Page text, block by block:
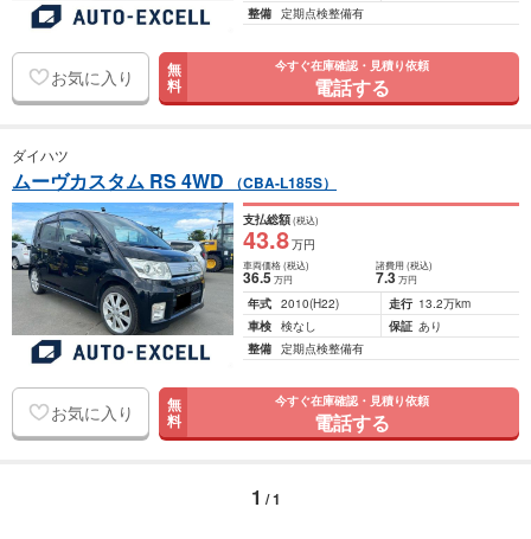
整備 定期点検整備有
お気に入り 無
料
今すぐ在庫確認・見積り依頼
電話する
ダイハツ
ムーヴカスタム RS 4WD （CBA-L185S）
支払総額(税込)
43.8万円
車両価格(税込)
36.5万円
諸費用 (税込)
7.3 万円
年式 2010(H22) 走行 13.2万km
車検 検なし 保証 あり
整備 定期点検整備有
お気に入り 無
料
今すぐ在庫確認・見積り依頼
電話する
1 / 1